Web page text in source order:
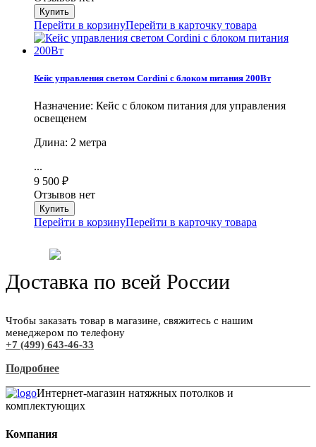
Перейти в корзинуПерейти в карточку товара
Кейс управления светом Cordini с блоком питания 200Вт
Назначение: Кейс с блоком питания для управления
освещенем
Длина: 2 метра
...
9 500 ₽
Отзывов нет
Перейти в корзинуПерейти в карточку товара
Доставка по всей России
Чтобы заказать товар в магазине, свяжитесь с нашим
менеджером по телефону
+7 (499) 643-46-33
Подробнее
Интернет-магазин натяжных потолков и
комплектующих
Компания